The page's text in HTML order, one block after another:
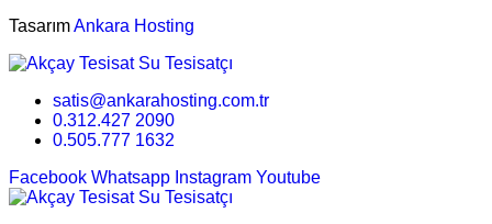
TasarımAnkara Hosting
satis@ankarahosting.com.tr
0.312.427 2090
0.505.777 1632
Facebook Whatsapp Instagram Youtube